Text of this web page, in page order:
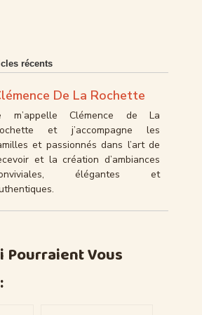
récents
De La Rochette
m’appelle Clémence de La
et j’accompagne les
et passionnés dans l’art de
et la création d’ambiances
élégantes et
Pourraient Vous